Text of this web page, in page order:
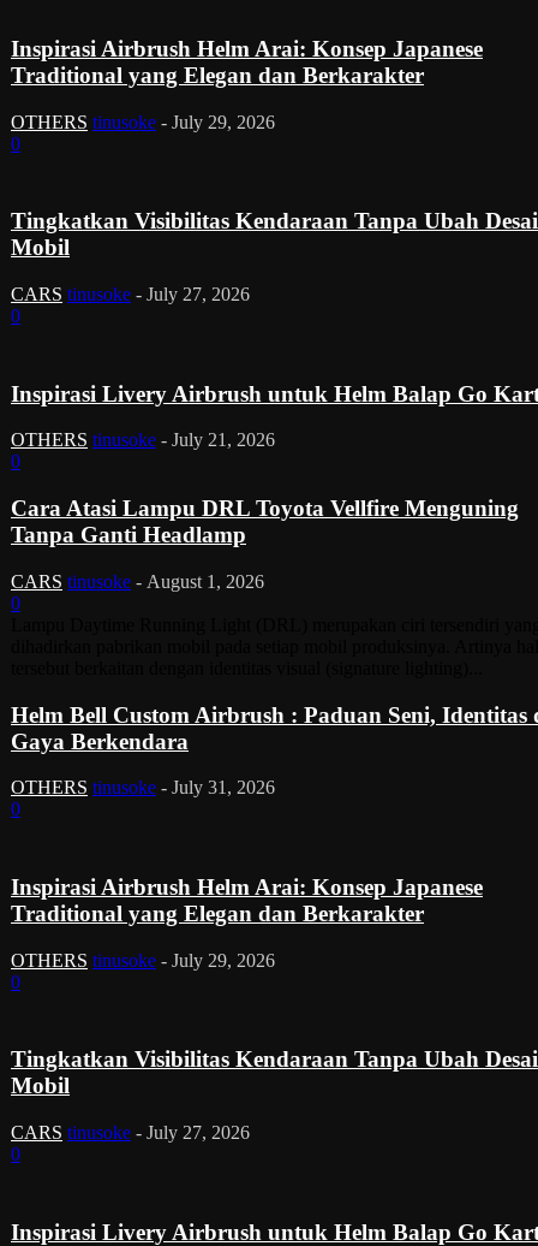
Inspirasi Airbrush Helm Arai: Konsep Japanese
Traditional yang Elegan dan Berkarakter
OTHERS tinusoke - July 29, 2026
0
Tingkatkan Visibilitas Kendaraan Tanpa Ubah
Mobil
CARS tinusoke - July 27, 2026
0
Inspirasi Livery Airbrush untuk Helm Balap Go
OTHERS tinusoke - July 21, 2026
0
Cara Atasi Lampu DRL Toyota Vellfire Menguning
Tanpa Ganti Headlamp
CARS tinusoke - August 1, 2026
0
Helm Bell Custom Airbrush : Paduan Seni, Identitas
Gaya Berkendara
OTHERS tinusoke - July 31, 2026
0
Inspirasi Airbrush Helm Arai: Konsep Japanese
Traditional yang Elegan dan Berkarakter
OTHERS tinusoke - July 29, 2026
0
Tingkatkan Visibilitas Kendaraan Tanpa Ubah
Mobil
CARS tinusoke - July 27, 2026
0
Inspirasi Livery Airbrush untuk Helm Balap Go